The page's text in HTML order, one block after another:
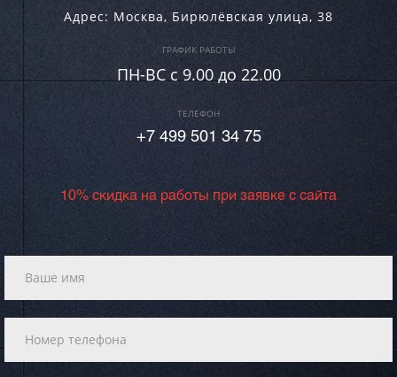
Адрес: Москва, Бирюлёвская улица, 38
ГРАФИК РАБОТЫ
ПН-ВC c 9.00 до 22.00
ТЕЛЕФОН
+7 499 501 34 75
10% скидка на работы при заявке с сайта